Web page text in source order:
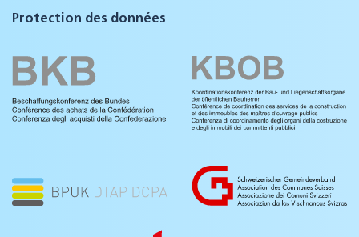
Protection des données